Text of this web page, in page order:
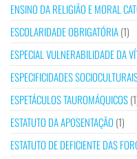
ENSINO DA RELIGIÃO E MORAL
ESCOLARIDADE OBRIGATÓRIA(1)
ESPECIAL VULNERABILIDADE DA
ESPECIFICIDADES
ESPETÁCULOS TAUROMÁQUICOS
ESTATUTO DA APOSENTAÇÃO (1)
ESTATUTO DE DEFICIENTE DAS